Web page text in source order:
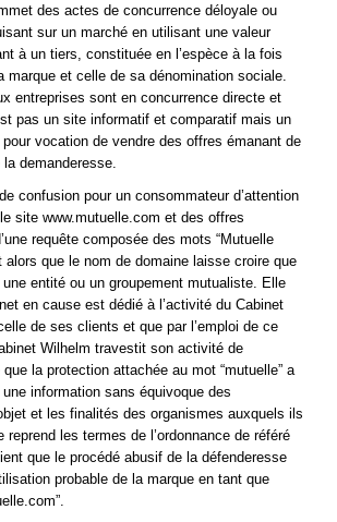
des actes de concurrence déloyale ou
sur un marché en utilisant une valeur
à un tiers, constituée en l’espèce à la fois
marque et celle de sa dénomination sociale.
entreprises sont en concurrence directe et
pas un site informatif et comparatif mais un
vocation de vendre des offres émanant de
demanderesse.
confusion pour un consommateur d’attention
site www.mutuelle.com et des offres
requête composée des mots “Mutuelle
alors que le nom de domaine laisse croire que
entité ou un groupement mutualiste. Elle
en cause est dédié à l’activité du Cabinet
de ses clients et que par l’emploi de ce
Wilhelm travestit son activité de
la protection attachée au mot “mutuelle” a
information sans équivoque des
et les finalités des organismes auxquels ils
reprend les termes de l’ordonnance de référé
que le procédé abusif de la défenderesse
probable de la marque en tant que